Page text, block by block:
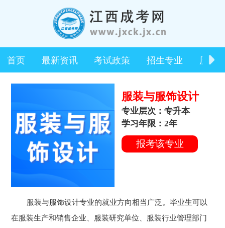
首页 最新资讯 考试政策 招生专业 历年
服装与服饰设计
专业层次：专升本
学习年限：2年
报考该专业
服装与服饰设计专业的就业方向相当广泛。毕业生可以
在服装生产和销售企业、服装研究单位、服装行业管理部门